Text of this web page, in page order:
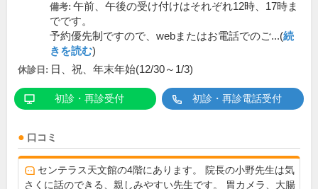
備考: 午前、午後の受け付けはそれぞれ12時、17時ま
でです。
予約優先制ですので、webまたはお電話でのご...(続
きを読む)
休診日: 日、祝、年末年始(12/30～1/3)
初診・再診受付 初診・再診電話受付
口コミ
センテラス天文館の4階にあります。 院長の小野先生は気
さくに話のできる、親しみやすい先生です。 胃カメラ、大腸